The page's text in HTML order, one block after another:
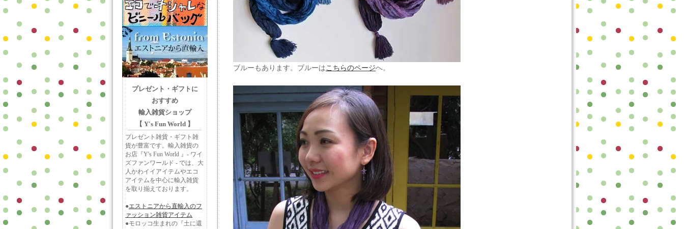
ブルーもあります。ブルーはこちらのページへ。
プレゼント・ギフトに
おすすめ
輸入雑貨ショップ
【 Y's Fun World 】
プレゼント雑貨・ギフト雑
貨が豊富です。輸入雑貨の
お店『Y's Fun World 』- ワイ
ズファンワールド - では、大
人かわイイアイテムやエコ
アイテムを中心に輸入雑貨
を取り揃えております。
●エストニアから直輸入のフ
ァッション雑貨アイテム
●モロッコ生まれの『土に還